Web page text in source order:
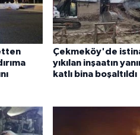
Çekmeköy'de
yıkılan inşaatın
katlı bina boşaltıldı